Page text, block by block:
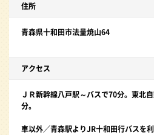
住所
青森県十和田市法量焼山64
アクセス
ＪＲ新幹線八戸駅～バスで70分。東北
分。
車以外／青森駅よりJR十和田行バスを